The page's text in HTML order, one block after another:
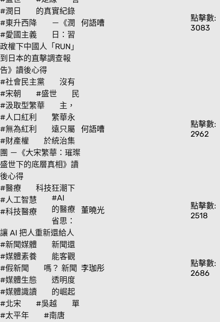
#潤日
#東升西降
#愛國主義
的真實紀錄
－《潤
日：習
政權下中國人「RUN」
到日本的直擊調查報
告》讀後心得
何語嘈
點擊數:
3083
#社會民主黨
#宋朝
#盛世
#汲取型繁華
#人口紅利
#無為紅利
#財產權
沒有
民
主，
繁華永
遠只屬
於統治集
團 －《大宋繁華：璀璨
盛世下的底層真相》讀
後心得
何語嘈
點擊數:
2962
#醫療
#人工智慧
#AI
#科技醫療
科技狂潮下
的醫療
省思：
讓 AI 把人重新還給人
董曉光
點擊數:
2518
#新聞媒體
#媒體素養
#假新聞
#媒體生態
#媒體識讀
新聞還
能客觀
嗎？ 新聞
透明度
的崛起
李珈彤
點擊數:
2686
#北宋
#吳越
#太平年
#南唐
單